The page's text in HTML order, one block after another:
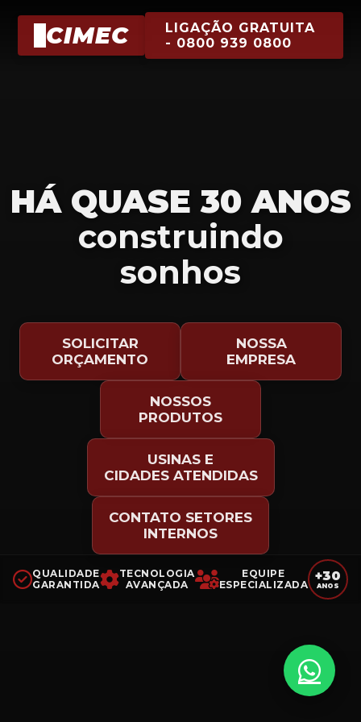
CIMEC
LIGAÇÃO GRATUITA
- 0800 939 0800
HÁ QUASE 30 ANOS
construindo
sonhos
SOLICITAR
ORÇAMENTO
NOSSA
EMPRESA
NOSSOS
PRODUTOS
USINAS E
CIDADES ATENDIDAS
CONTATO SETORES
INTERNOS
QUALIDADE
GARANTIDA
TECNOLOGIA
AVANÇADA
EQUIPE
ESPECIALIZADA
+30
ANOS